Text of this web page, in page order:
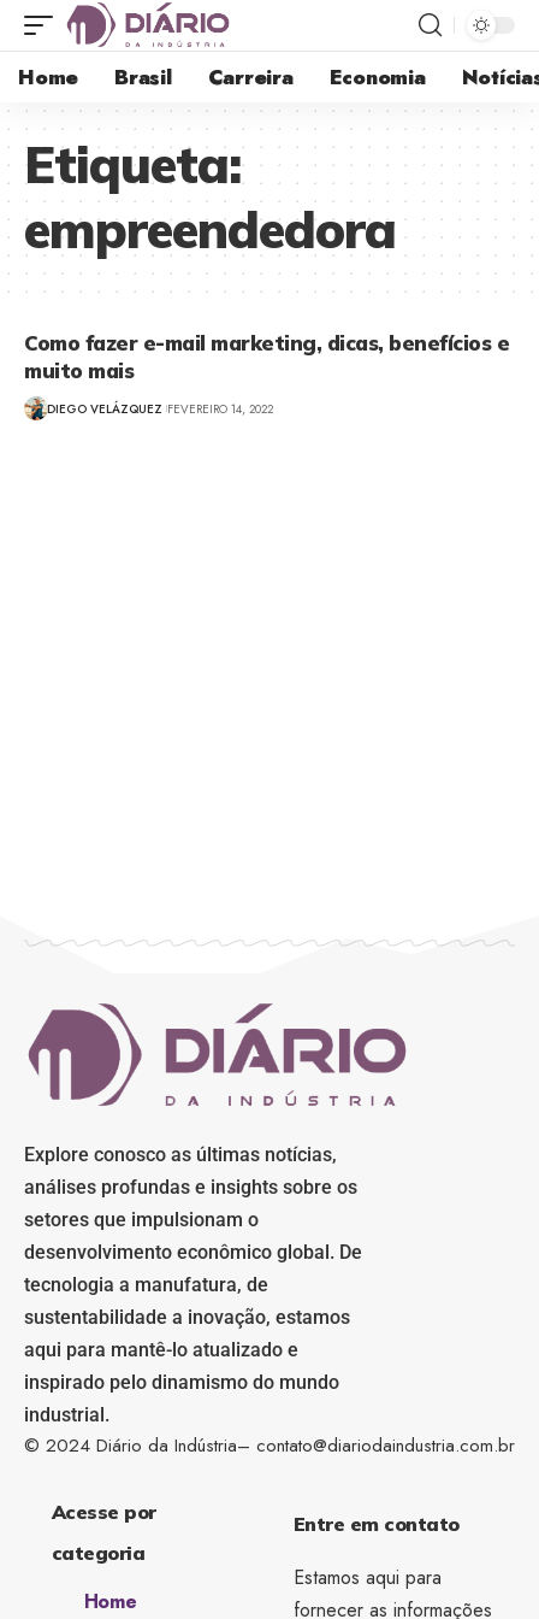
Home Brasil Carreira Economia
Etiqueta:
empreendedora
Como fazer e-mail marketing, dicas, benefícios e
muito mais
DIEGO VELÁZQUEZ FEVEREIRO 14, 2022
Explore conosco as últimas notícias,
análises profundas e insights sobre os
setores que impulsionam o
desenvolvimento econômico global. De
tecnologia a manufatura, de
sustentabilidade a inovação, estamos
aqui para mantê-lo atualizado e
inspirado pelo dinamismo do mundo
industrial.
© 2024 Diário da Indústria– contato@diariodaindustria.com.br
Acesse por
categoria
Home
Entre em contato
Estamos aqui para
fornecer as informações